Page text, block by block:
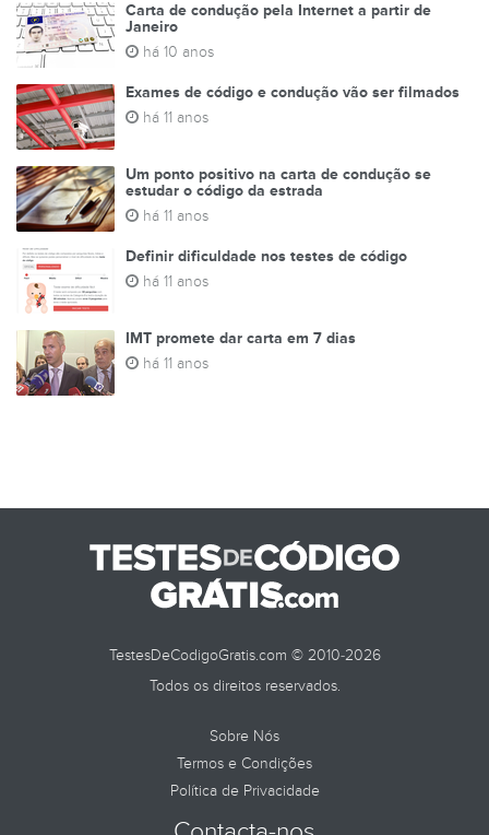
Carta de condução pela Internet a partir de
Janeiro
há 10 anos
Exames de código e condução vão ser filmados
há 11 anos
Um ponto positivo na carta de condução se
estudar o código da estrada
há 11 anos
Definir dificuldade nos testes de código
há 11 anos
IMT promete dar carta em 7 dias
há 11 anos
TestesDeCodigoGratis.com © 2010-2026
Todos os direitos reservados.
Sobre Nós
Termos e Condições
Política de Privacidade